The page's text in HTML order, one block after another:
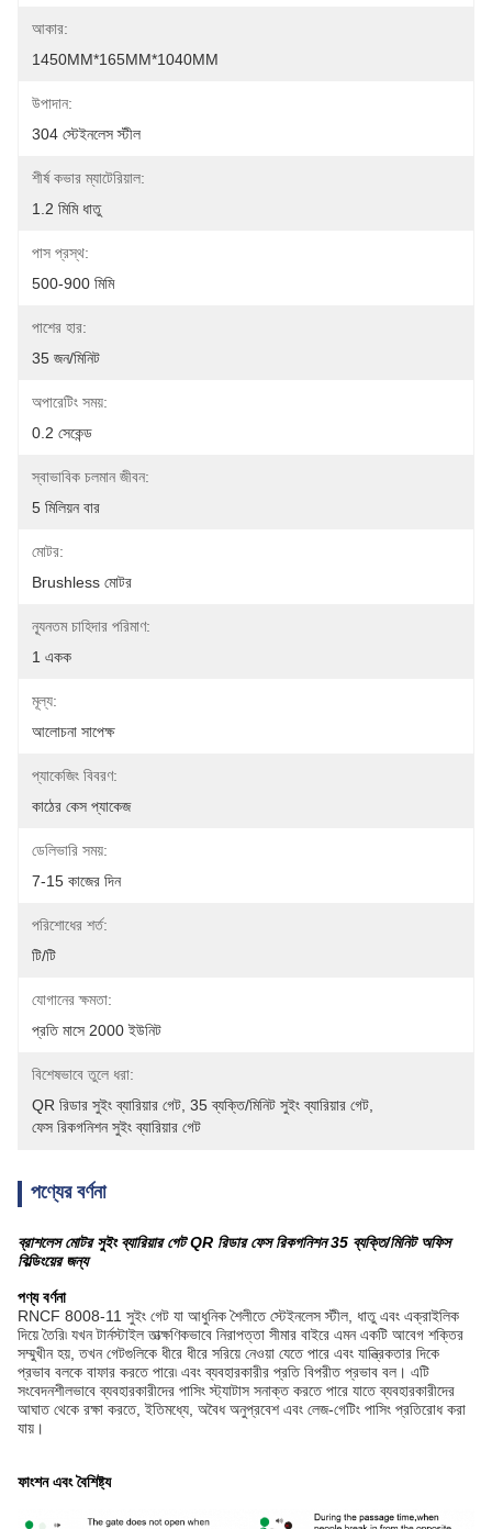
আকার:
1450MM*165MM*1040MM
উপাদান:
304 স্টেইনলেস স্টীল
শীর্ষ কভার ম্যাটেরিয়াল:
1.2 মিমি ধাতু
পাস প্রস্থ:
500-900 মিমি
পাশের হার:
35 জন/মিনিট
অপারেটিং সময়:
0.2 সেকেন্ড
স্বাভাবিক চলমান জীবন:
5 মিলিয়ন বার
মোটর:
Brushless মোটর
ন্যূনতম চাহিদার পরিমাণ:
1 একক
মূল্য:
আলোচনা সাপেক্ষ
প্যাকেজিং বিবরণ:
কাঠের কেস প্যাকেজ
ডেলিভারি সময়:
7-15 কাজের দিন
পরিশোধের শর্ত:
টি/টি
যোগানের ক্ষমতা:
প্রতি মাসে 2000 ইউনিট
বিশেষভাবে তুলে ধরা:
QR রিডার সুইং ব্যারিয়ার গেট 35 ব্যক্তি/মিনিট সুইং ব্যারিয়ার গেট
ফেস রিকগনিশন সুইং ব্যারিয়ার গেট
পণ্যের বর্ণনা
ব্রাশলেস মোটর সুইং ব্যারিয়ার গেট QR রিডার ফেস রিকগনিশন 35 ব্যক্তি/মিনিট অফিস
বিল্ডিংয়ের জন্য
পণ্য বর্ণনা
RNCF 8008-11 সুইং গেট যা আধুনিক শৈলীতে স্টেইনলেস স্টীল, ধাতু এবং এক্রাইলিক
দিয়ে তৈরি৷ যখন টার্নস্টাইল তাত্ক্ষণিকভাবে নিরাপত্তা সীমার বাইরে এমন একটি আবেগ শক্তির
সম্মুখীন হয়, তখন গেটগুলিকে ধীরে ধীরে সরিয়ে নেওয়া যেতে পারে এবং যান্ত্রিকতার দিকে
প্রভাব বলকে বাফার করতে পারে৷ এবং ব্যবহারকারীর প্রতি বিপরীত প্রভাব বল। এটি
সংবেদনশীলভাবে ব্যবহারকারীদের পাসিং স্ট্যাটাস সনাক্ত করতে পারে যাতে ব্যবহারকারীদের
আঘাত থেকে রক্ষা করতে, ইতিমধ্যে, অবৈধ অনুপ্রবেশ এবং লেজ-গেটিং পাসিং প্রতিরোধ করা
যায়।
ফাংশন এবং বৈশিষ্ট্য